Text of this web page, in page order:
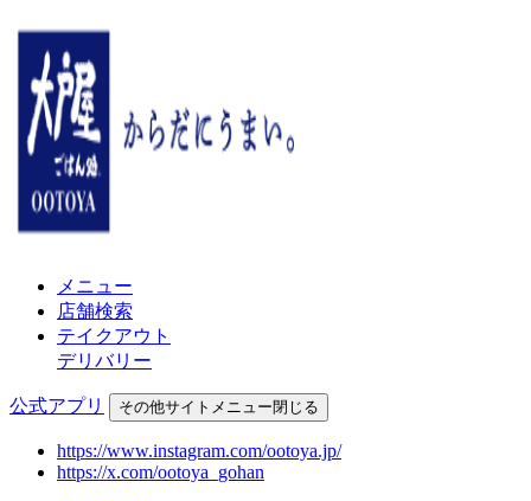
メニュー
店舗検索
テイクアウト
デリバリー
公式アプリ その他サイトメニュー閉じる
https://www.instagram.com/ootoya.jp/
https://x.com/ootoya_gohan